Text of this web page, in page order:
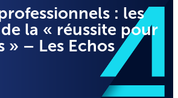
: les
la « réussite pour
» – Les Echos